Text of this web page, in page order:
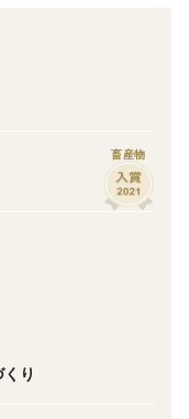
る「 栗 」を皆様
よう、環境作りか
栗産地です。
ものもありま
畜産物
り